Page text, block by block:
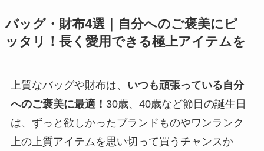
バッグ・財布4選｜自分へのご褒美にピ
ッタリ！長く愛用できる極上アイテムを
上質なバッグや財布は、 いつも頑張っている自分
へのご褒美に最適！ 30歳、40歳など節目の誕生日
は、ずっと欲しかったブランドものやワンランク
上の上質アイテムを思い切って買うチャンスか